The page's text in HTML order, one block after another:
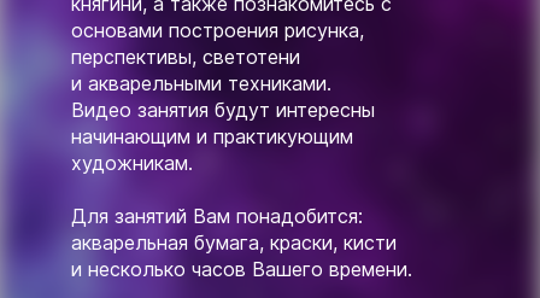
основами построения рисунка,
перспективы, светотени
и акварельными техниками.
Видео занятия будут интересны
начинающим и практикующим
художникам.
Для занятий Вам понадобится:
акварельная бумага, краски, кисти
и несколько часов Вашего времени.